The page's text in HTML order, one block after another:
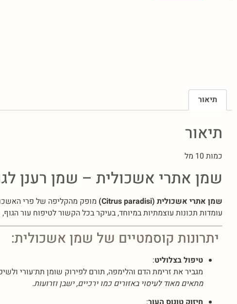
תיאור
תיאור
כמות 10 מל
שמן אתרי אשכולית – שמן רענן
שמן אתרי אשכולית (Citrus paradisi)
מופק מהקליפה של פרי
עומדות תכונות עוצמתיות במיוחד, בעיקר בכל הקשור לטיפוח עור הגוף,
יתרונות קוסמטיים של שמן אשכולית:
טיפול בצלוליט:
מגביר את זרימת הדם והלימפה, תורם לפירוק שומן תת־עורי
מתאים מאוד לעיסוי באזורים כמו ירכיים, ישבן וזרועות.